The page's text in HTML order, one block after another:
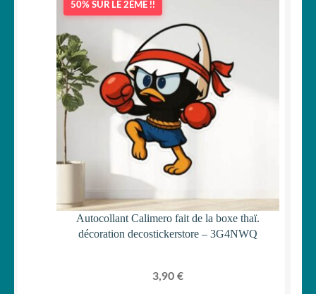
50% SUR LE 2ÈME !!
Autocollant Calimero fait de la boxe thaï.
décoration decostickerstore – 3G4NWQ
3,90 €